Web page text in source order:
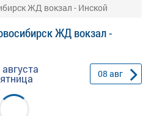
ЖД вокзал - Инской
ЖД вокзал -
08 авг